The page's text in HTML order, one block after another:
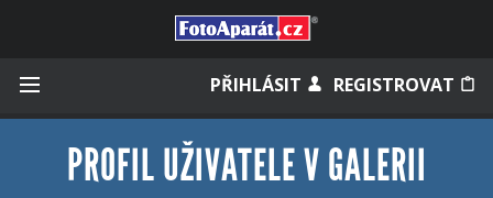
PŘIHLÁSIT REGISTROVAT
PROFIL UŽIVATELE V GALERII